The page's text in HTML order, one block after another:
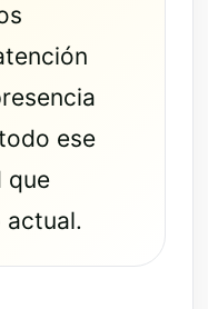
ese
que
actual.